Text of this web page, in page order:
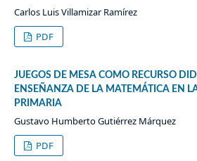
Carlos Luis Villamizar Ramírez
PDF
JUEGOS DE MESA COMO RECURSO
ENSEÑANZA DE LA MATEMÁTICA EN
PRIMARIA
Gustavo Humberto Gutiérrez Márquez
PDF